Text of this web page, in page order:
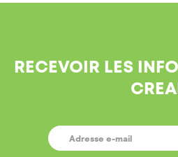
RECEVOIR LES
E-
MAIL *